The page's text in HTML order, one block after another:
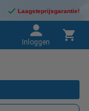
Laagsteprijsgarantie!
Inloggen